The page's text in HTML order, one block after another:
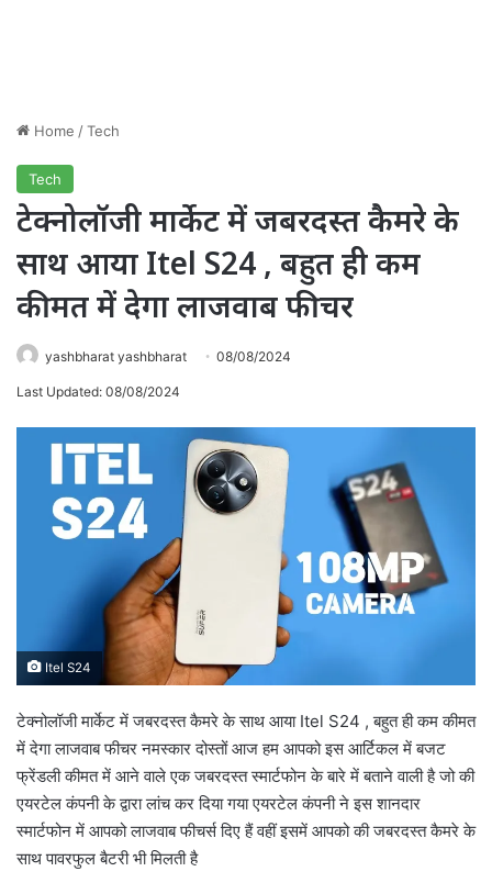
Home /Tech
Tech
टेक्नोलॉजी मार्केट में जबरदस्त कैमरे के
साथ आया Itel S24 , बहुत ही कम
कीमत में देगा लाजवाब फीचर
yashbharat yashbharat 08/08/2024
Last Updated: 08/08/2024
Itel S24
टेक्नोलॉजी मार्केट में जबरदस्त कैमरे के साथ आया Itel S24 , बहुत ही कम कीमत
में देगा लाजवाब फीचर नमस्कार दोस्तों आज हम आपको इस आर्टिकल में बजट
फ्रेंडली कीमत में आने वाले एक जबरदस्त स्मार्टफोन के बारे में बताने वाली है जो की
एयरटेल कंपनी के द्वारा लांच कर दिया गया एयरटेल कंपनी ने इस शानदार
स्मार्टफोन में आपको लाजवाब फीचर्स दिए हैं वहीं इसमें आपको की जबरदस्त कैमरे के
साथ पावरफुल बैटरी भी मिलती है